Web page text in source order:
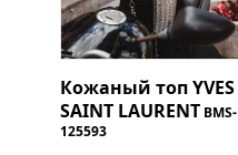
Кожаный топYVES
SAINT LAURENT BMS-
125593